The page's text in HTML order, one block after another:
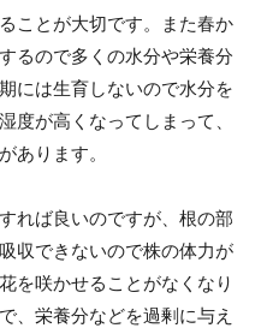
ことが大切です。また春か
るので多くの水分や栄養分
には生育しないので水分を
度が高くなってしまって、
あります。
れば良いのですが、根の部
収できないので株の体力が
を咲かせることがなくなり
、栄養分などを過剰に与え